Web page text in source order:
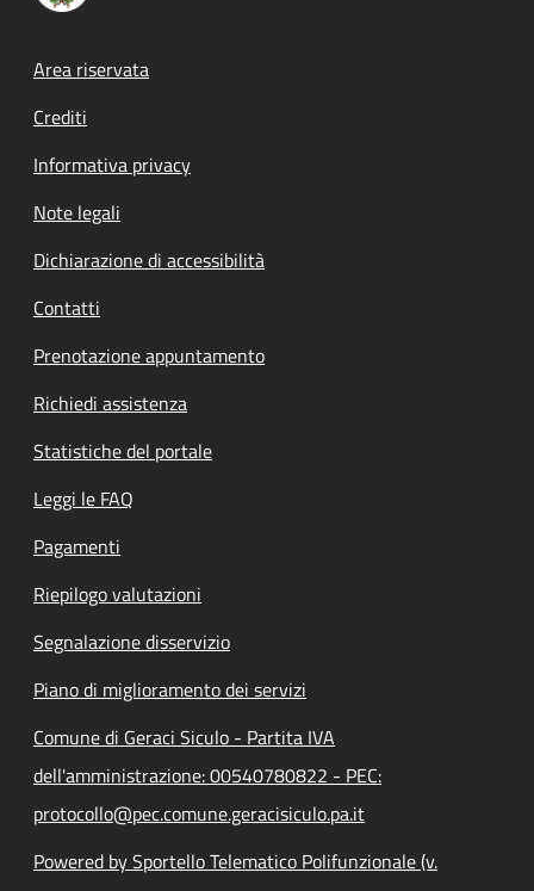
Footer menu
Area riservata
Crediti
Informativa privacy
Note legali
Dichiarazione di accessibilità
Contatti
Prenotazione appuntamento
Richiedi assistenza
Statistiche del portale
Leggi le FAQ
Pagamenti
Riepilogo valutazioni
Segnalazione disservizio
Piano di miglioramento dei servizi
Comune di Geraci Siculo - Partita IVA
dell'amministrazione: 00540780822 - PEC:
protocollo@pec.comune.geracisiculo.pa.it
Powered by Sportello Telematico Polifunzionale (v.